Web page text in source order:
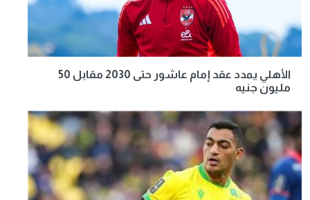
الأهلي يمدد عقد إمام عاشور حتى 2030 مقابل 50
مليون جنيه